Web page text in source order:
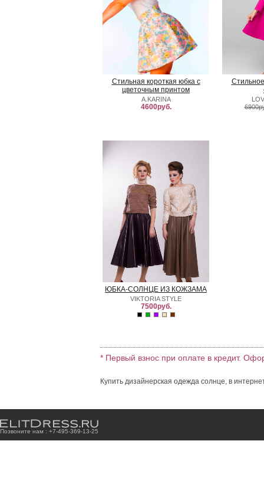
Стильная короткая юбка с
цветочным принтом
A.KARINA
4600руб.
ЮБКА-СОЛНЦЕ ИЗ КОЖЗАМА
VIKTORIA STYLE
7500руб.
* Первый взнос при оплате в кредит.
Купить дизайнерская одежда солнце, в
Позвоните нам : +7-495-369-13-25